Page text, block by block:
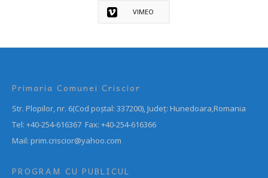
VIMEO
Primaria Comunei Criscior
Str. Plopilor, nr. 6(Cod poștal: 337200), Județ: Hunedoara,Romania
Tel: +40-254-616367 Fax: +40-254-616366
Mail: prim.criscior@yahoo.com
PROGRAM CU PUBLICUL